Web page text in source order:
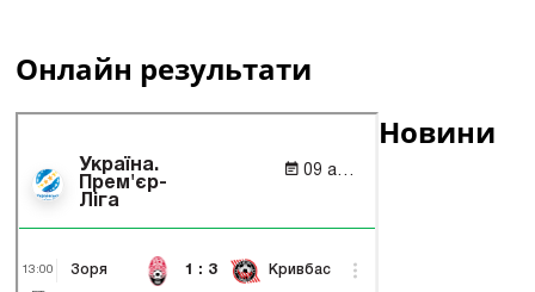
Онлайн результати
Новини